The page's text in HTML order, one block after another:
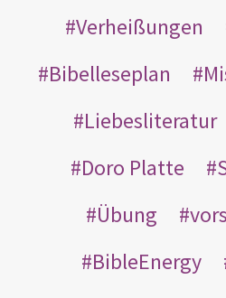
Verheißungen
Bibelleseplan
Liebesliteratur
Doro Platte
Übung
BibleEnergy